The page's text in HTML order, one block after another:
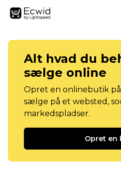
Alt hvad du
sælge online
Opret en onlinebutik
sælge på et websted,
markedspladser.
Opret en